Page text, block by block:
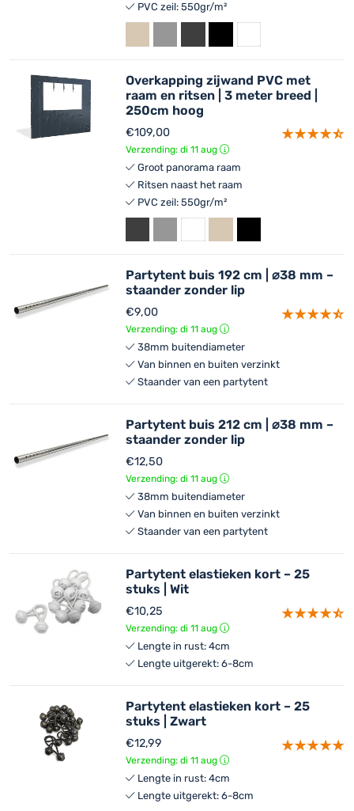
PVC zeil: 550gr/m²
Overkapping zijwand PVC met
raam en ritsen | 3 meter breed |
250cm hoog
€109,00
Verzending: di 11 aug
Groot panorama raam
Ritsen naast het raam
PVC zeil: 550gr/m²
Partytent buis 192 cm | ⌀38 mm –
staander zonder lip
€9,00
Verzending: di 11 aug
38mm buitendiameter
Van binnen en buiten verzinkt
Staander van een partytent
Partytent buis 212 cm | ⌀38 mm –
staander zonder lip
€12,50
Verzending: di 11 aug
38mm buitendiameter
Van binnen en buiten verzinkt
Staander van een partytent
Partytent elastieken kort – 25
stuks | Wit
€10,25
Verzending: di 11 aug
Lengte in rust: 4cm
Lengte uitgerekt: 6-8cm
Partytent elastieken kort – 25
stuks | Zwart
€12,99
Verzending: di 11 aug
Lengte in rust: 4cm
Lengte uitgerekt: 6-8cm